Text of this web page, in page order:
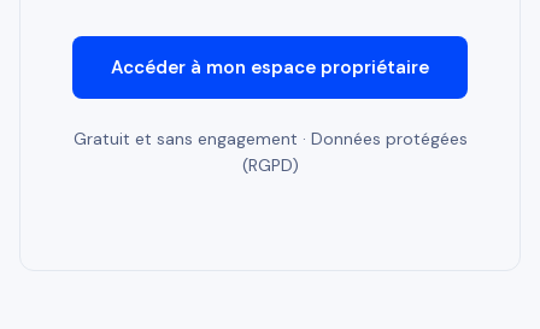
Accéder à mon espace propriétaire
Gratuit et sans engagement · Données protégées
(RGPD)